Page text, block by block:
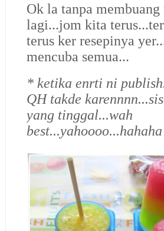
Ok la tanpa membuang
lagi...jom kita
terus ker resepinya
mencuba semua...
* ketika enrti ni
QH takde
yang tinggal...wah
best...yahoooo...hahaha